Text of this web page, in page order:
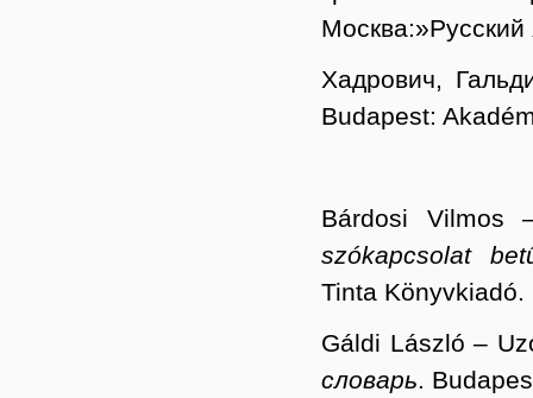
Москва:»Русский
Хадрович,
Budapest:
Bárdosi
szókapcsolat
Tinta Könyvkiadó.
Gáldi László –
словарь.